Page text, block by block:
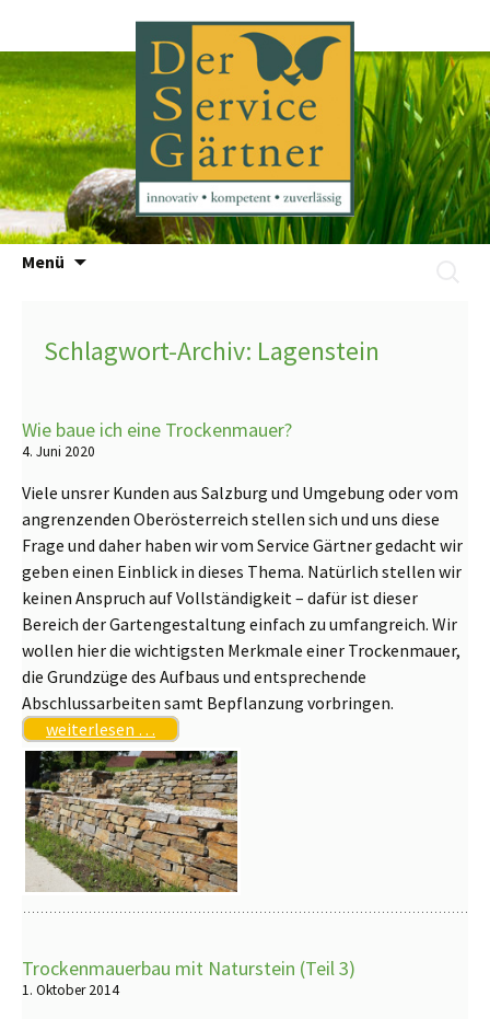
Menü
Zum
Schlagwort-Archiv: Lagenstein
Wie baue ich eine Trockenmauer?
4. Juni 2020
Viele unsrer Kunden aus Salzburg und Umgebung oder vom
angrenzenden Oberösterreich stellen sich und uns diese
Frage und daher haben wir vom Service Gärtner gedacht wir
geben einen Einblick in dieses Thema. Natürlich stellen wir
keinen Anspruch auf Vollständigkeit – dafür ist dieser
Bereich der Gartengestaltung einfach zu umfangreich. Wir
wollen hier die wichtigsten Merkmale einer Trockenmauer,
die Grundzüge des Aufbaus und entsprechende
Abschlussarbeiten samt Bepflanzung vorbringen.
weiterlesen …
Trockenmauerbau mit Naturstein (Teil 3)
1. Oktober 2014